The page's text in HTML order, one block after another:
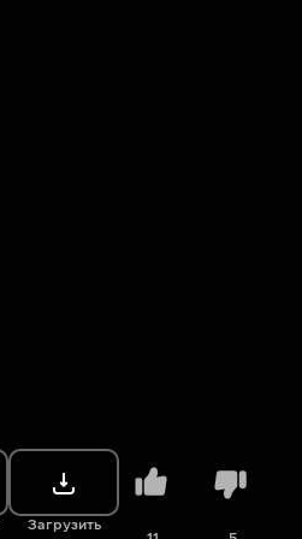
Загрузить